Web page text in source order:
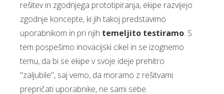
rešitev in zgodnjega prototipiranja, ekipe razvijejo
zgodnje koncepte, ki jih takoj predstavimo
uporabnikom in pri njih temeljito testiramo. S
tem pospešimo inovacijski cikel in se izognemo
temu, da bi se ekipe v svoje ideje prehitro
"zaljubile", saj vemo, da moramo z rešitvami
prepričati uporabnike, ne sami sebe.